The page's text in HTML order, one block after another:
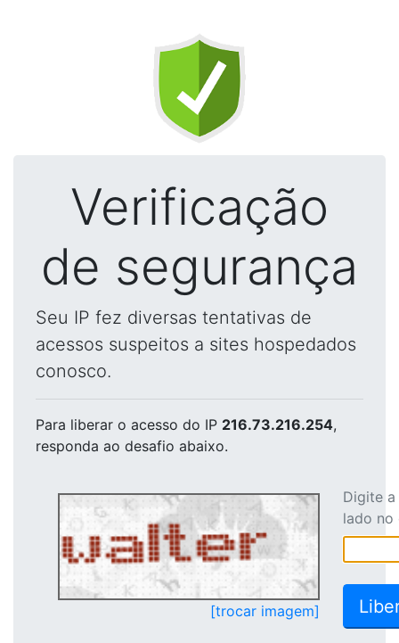
Verificação
de segurança
Seu IP fez diversas tentativas de
acessos suspeitos a sites hospedados
conosco.
Para liberar o acesso do IP 216.73.216.254,
responda ao desafio abaixo.
[trocar imagem]
Digite
lado no